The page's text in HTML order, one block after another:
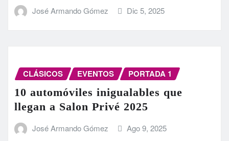
José Armando Gómez Dic 5, 2025
CLÁSICOS EVENTOS PORTADA 1
10 automóviles inigualables que
llegan a Salon Privé 2025
José Armando Gómez Ago 9, 2025